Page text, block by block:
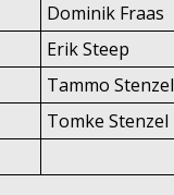
Dominik Fraas
Erik Steep
Tammo Stenzel
Tomke Stenzel